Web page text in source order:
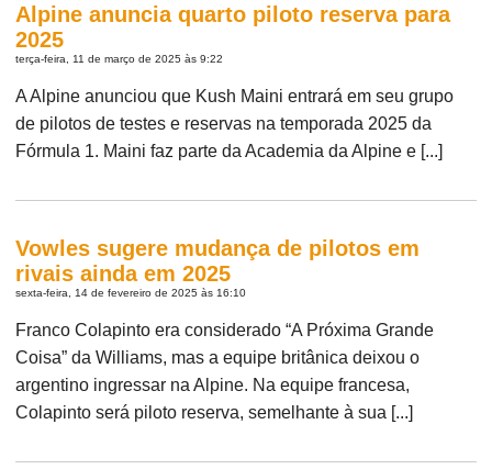
Alpine anuncia quarto piloto reserva para
2025
terça-feira, 11 de março de 2025 às 9:22
A Alpine anunciou que Kush Maini entrará em seu grupo
de pilotos de testes e reservas na temporada 2025 da
Fórmula 1. Maini faz parte da Academia da Alpine e [...]
Vowles sugere mudança de pilotos em
rivais ainda em 2025
sexta-feira, 14 de fevereiro de 2025 às 16:10
Franco Colapinto era considerado “A Próxima Grande
Coisa” da Williams, mas a equipe britânica deixou o
argentino ingressar na Alpine. Na equipe francesa,
Colapinto será piloto reserva, semelhante à sua [...]